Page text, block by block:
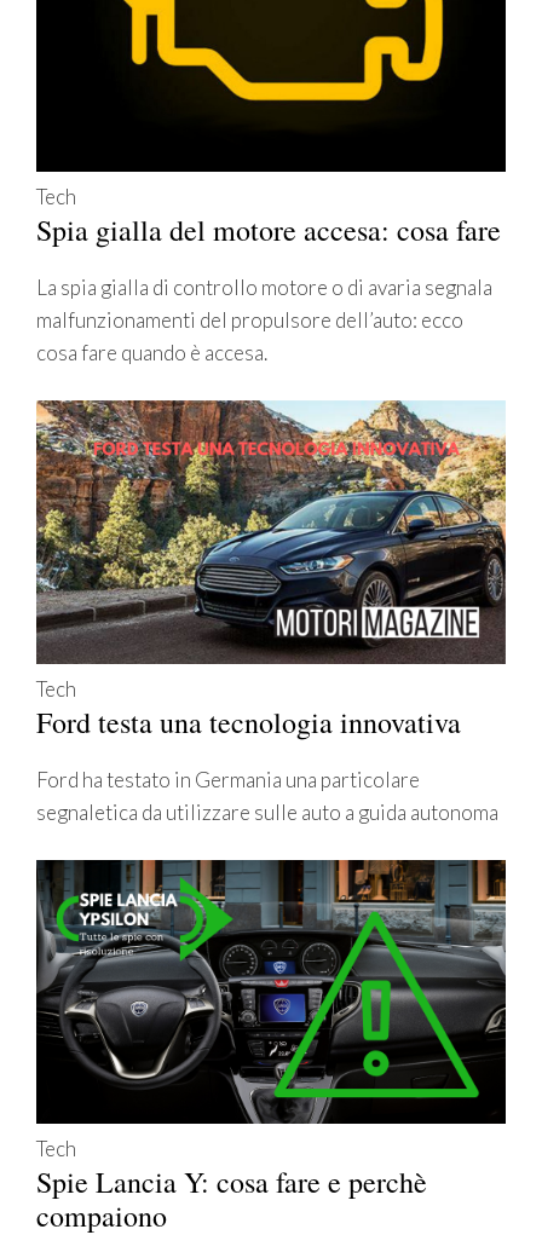
Tech
Spia gialla del motore accesa: cosa fare
La spia gialla di controllo motore o di avaria segnala
malfunzionamenti del propulsore dell’auto: ecco
cosa fare quando è accesa.
Tech
Ford testa una tecnologia innovativa
Ford ha testato in Germania una particolare
segnaletica da utilizzare sulle auto a guida autonoma
Tech
Spie Lancia Y: cosa fare e perchè
compaiono